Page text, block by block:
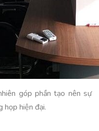
góp phần tạo nên sự
họp hiện đại.